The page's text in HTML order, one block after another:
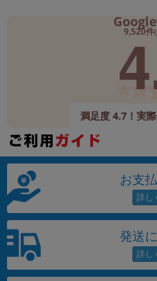
Google
9,520件
満足度 4.7！実
お支
発送